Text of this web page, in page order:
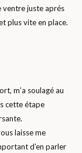
ventre juste aprés
plus vite en place.
m’a soulagé au
cette étape
laisse me
d’en parler